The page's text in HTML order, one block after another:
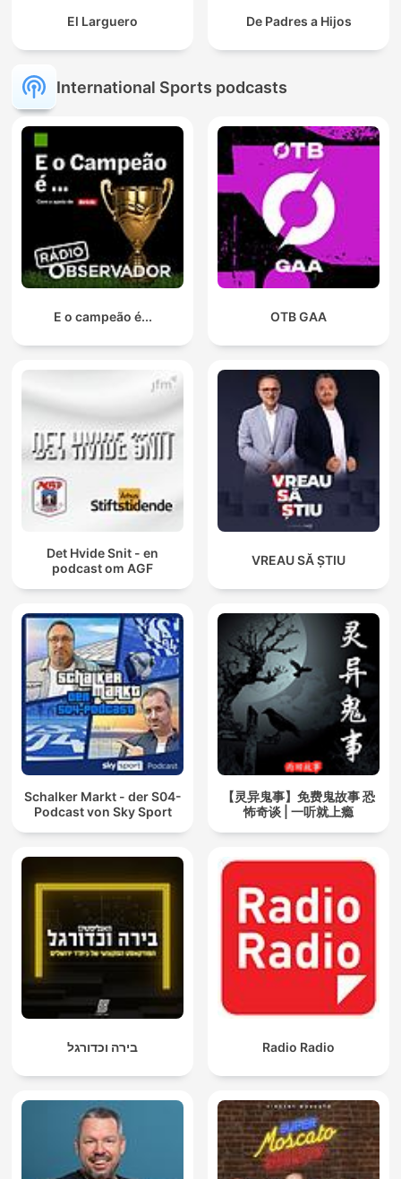
El Larguero De Padres a Hijos
International Sports podcasts
E o campeão é... OTB GAA
Det Hvide Snit - en
podcast om AGF
VREAU SĂ ȘTIU
Schalker Markt - der S04-
Podcast von Sky Sport
【灵异鬼事】免费鬼故事 恐
怖奇谈 | 一听就上瘾
בירה וכדורגל Radio Radio